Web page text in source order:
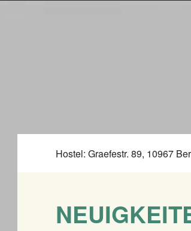
Hostel: Graefestr. 89, 10967